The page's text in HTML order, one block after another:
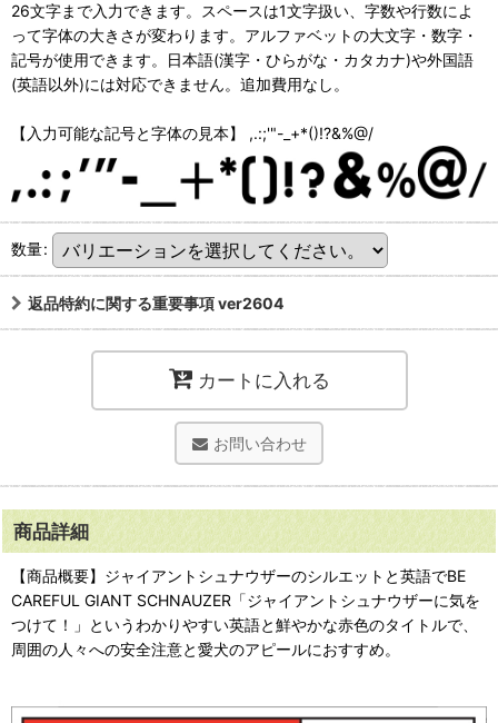
26文字まで入力できます。スペースは1文字扱い、字数や行数によ
って字体の大きさが変わります。アルファベットの大文字・数字・
記号が使用できます。日本語(漢字・ひらがな・カタカナ)や外国語
(英語以外)には対応できません。追加費用なし。
【入力可能な記号と字体の見本】 ,.:;'"-_+*()!?&%@/
数量:
返品特約に関する重要事項 ver2604
カートに入れる
お問い合わせ
商品詳細
【商品概要】ジャイアントシュナウザーのシルエットと英語でBE
CAREFUL GIANT SCHNAUZER「ジャイアントシュナウザーに気を
つけて！」というわかりやすい英語と鮮やかな赤色のタイトルで、
周囲の人々への安全注意と愛犬のアピールにおすすめ。